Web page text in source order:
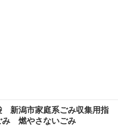
新潟市家庭系ごみ収集用指
燃やさないごみ